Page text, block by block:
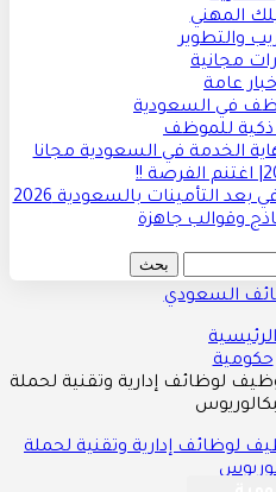
المهني
والتطوير
مجانية
عامة
في السعودية
ذكية للموظف
الخدمة في السعودية مجانا
!!
التأمينات بالسعودية 2026
وقوالب جاهزة
الرئيسية
حكومية
لوظائف إدارية وتقنية لحملة